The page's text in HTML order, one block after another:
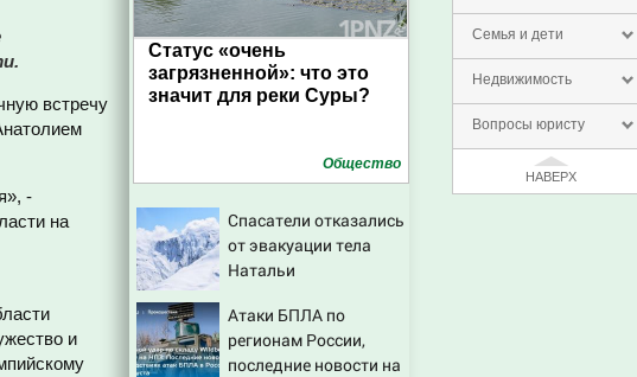
Семья и дети
Недвижимость
Вопросы юристу
НАВЕРХ
встречу
-
на
и
Статус «очень
загрязненной»: что это
значит для реки Суры?
Общество
Спасатели отказались
от эвакуации тела
Натальи
семитысячника
Атаки БПЛА по
регионам России,
последние новости на